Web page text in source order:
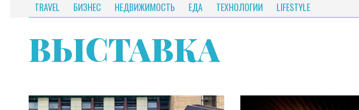
TRAVEL БИЗНЕС НЕДВИЖИМОСТЬ ЕДА ТЕХНОЛОГИИ LIFESTYLE
ВЫСТАВКА